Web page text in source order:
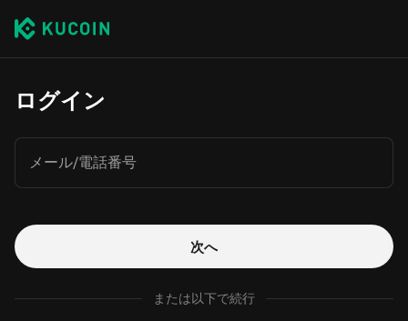
ログイン
メール/電話番号
次へ
または以下で続行